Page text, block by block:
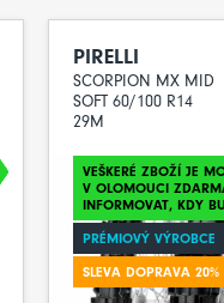
PIRELLI
SCORPION MX MID
SOFT 60/100 R14
29M
VEŠKERÉ ZBOŽÍ JE
V OLOMOUCI
INFORMOVAT, KDY
PRÉMIOVÝ VÝROBCE
SLEVA DOPRAVA 20%